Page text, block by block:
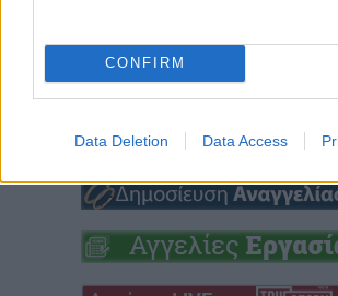
CONFIRM
Data Deletion Data Access